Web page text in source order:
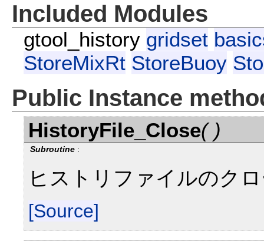
Included Modules
gtool_history gridset
StoreMixRt StoreBuoy
Public Instance
HistoryFile_Close( )
Subroutine :
ヒストリファイルのク
[Source]